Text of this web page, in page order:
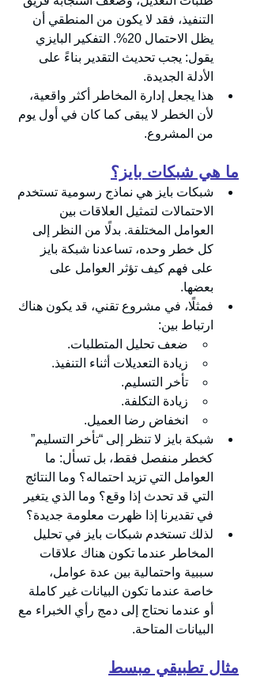
التنفيذ، فقد لا يكون من المنطقي أن
يظل الاحتمال 20%. التفكير البايزي
يقول: يجب تحديث التقدير بناءً على
الأدلة الجديدة.
هذا يجعل إدارة المخاطر أكثر واقعية،
لأن الخطر لا يبقى كما كان في أول يوم
من المشروع.
ما هي شبكات بايز؟
شبكات بايز هي نماذج رسومية تستخدم
الاحتمالات لتمثيل العلاقات بين
العوامل المختلفة. بدلًا من النظر إلى
كل خطر وحده، تساعدنا شبكة بايز
على فهم كيف تؤثر العوامل على
بعضها.
فمثلًا، في مشروع تقني، قد يكون هناك
ارتباط بين:
ضعف تحليل المتطلبات.
زيادة التعديلات أثناء التنفيذ.
تأخر التسليم.
زيادة التكلفة.
انخفاض رضا العميل.
شبكة بايز لا تنظر إلى “تأخر التسليم”
كخطر منفصل فقط، بل تسأل: ما
العوامل التي تزيد احتماله؟ وما النتائج
التي قد تحدث إذا وقع؟ وما الذي يتغير
في تقديرنا إذا ظهرت معلومة جديدة؟
لذلك تستخدم شبكات بايز في تحليل
المخاطر عندما تكون هناك علاقات
سببية واحتمالية بين عدة عوامل،
خاصة عندما تكون البيانات غير كاملة
أو عندما نحتاج إلى دمج رأي الخبراء مع
البيانات المتاحة.
مثال تطبيقي مبسط